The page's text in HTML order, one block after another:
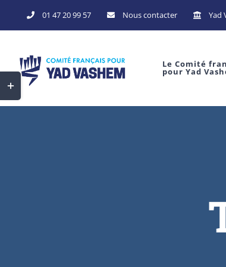
to
01 47 20 99 57 Nous contacter Yad
Le Comité
pour Yad
Toggle
Sliding